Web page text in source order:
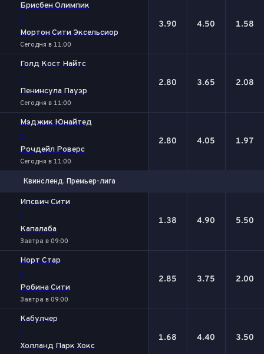
Брисбен Олимпик
-
Мортон Сити Эксельсиор
Сегодня в 11:00
3.90 4.50 1.58
Голд Кост Найтс
-
Пенинсула Пауэр
Сегодня в 11:00
2.80 3.65 2.08
Мэджик Юнайтед
-
Рочдейл Роверс
Сегодня в 11:00
2.80 4.05 1.97
Квинсленд. Премьер-лига
Ипсвич Сити
-
Капалаба
Завтра в 09:00
1.38 4.90 5.50
Норт Стар
-
Робина Сити
Завтра в 09:00
2.85 3.75 2.00
Кабулчер
-
Холланд Парк Хокс
1.68 4.40 3.50